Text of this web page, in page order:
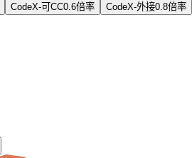
CodeX-可CC0.6倍率 CodeX-外接0.8倍率